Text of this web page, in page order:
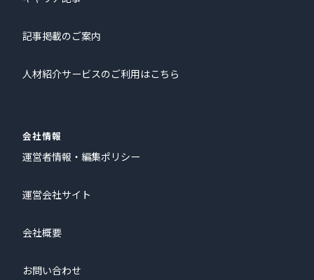
記事掲載のご案内
人材紹介サービスのご利用はこちら
会社情報
運営者情報・編集ポリシー
運営会社サイト
会社概要
お問い合わせ